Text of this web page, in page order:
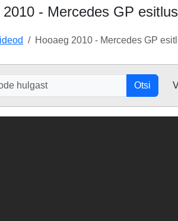
2010 - Mercedes GP
Hooaeg 2010 - Mercedes GP
Otsi